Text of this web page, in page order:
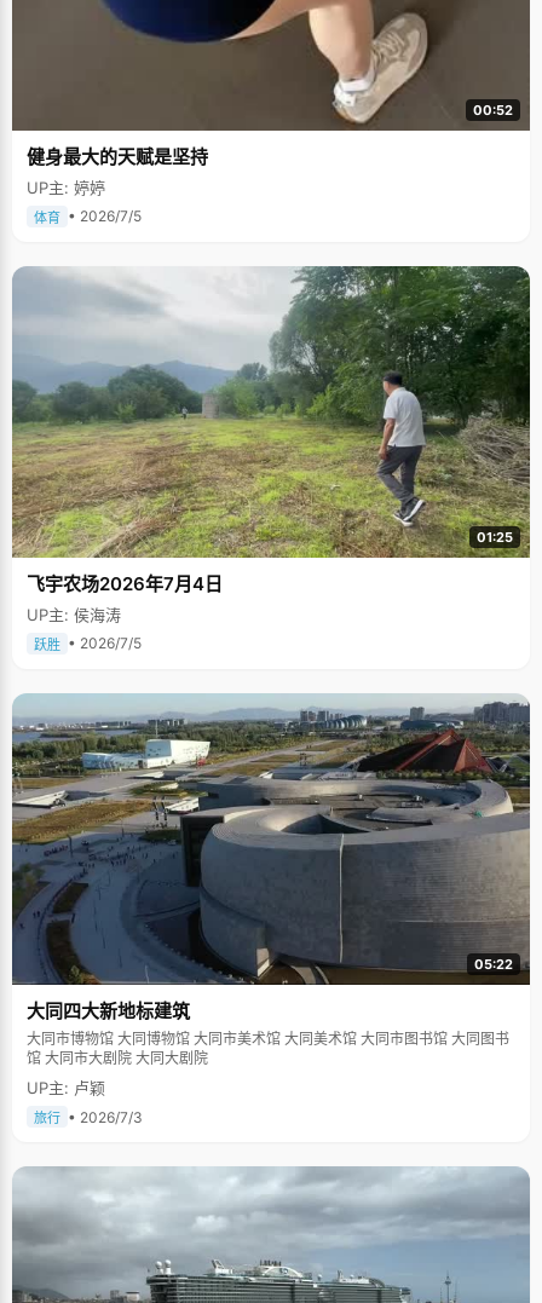
00:52
健身最大的天赋是坚持
UP主: 婷婷
体育 • 2026/7/5
01:25
飞宇农场2026年7月4日
UP主: 侯海涛
跃胜 • 2026/7/5
05:22
大同四大新地标建筑
大同市博物馆 大同博物馆 大同市美术馆 大同美术馆 大同市图书馆 大同图书
馆 大同市大剧院 大同大剧院
UP主: 卢颖
旅行 • 2026/7/3